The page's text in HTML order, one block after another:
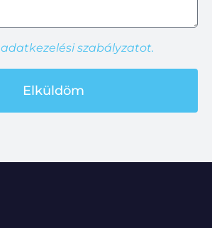
adatkezelési szabályzatot.
Elküldöm